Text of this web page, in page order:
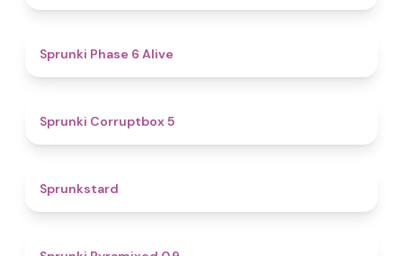
Sprunki Phase 6 Alive
Sprunki Corruptbox 5
Sprunkstard